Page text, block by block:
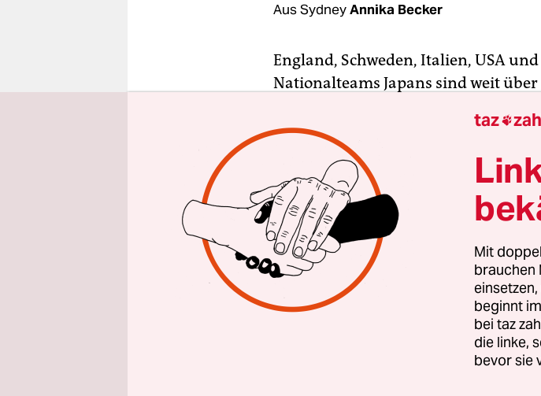
Aus SydneyAnnika Becker
England, Schweden, Italien, USA
Nationalteams Japans sind weit
unter Vertrag. Im Vergleich zu den
(21) sind das gar nicht so viele
Zusammenspiel der Japanerinnen
Nicht wenige Be­ob­ach­te­r*in­nen
der Spielerinnen untereinander mit
das ganze Jahr über mit­einander
Nationalteam, das nur ein paarmal
wirft die Frage auf, wie diese
taz 
Mit
brauchen
beginnt
bei taz
die linke,
bevor sie